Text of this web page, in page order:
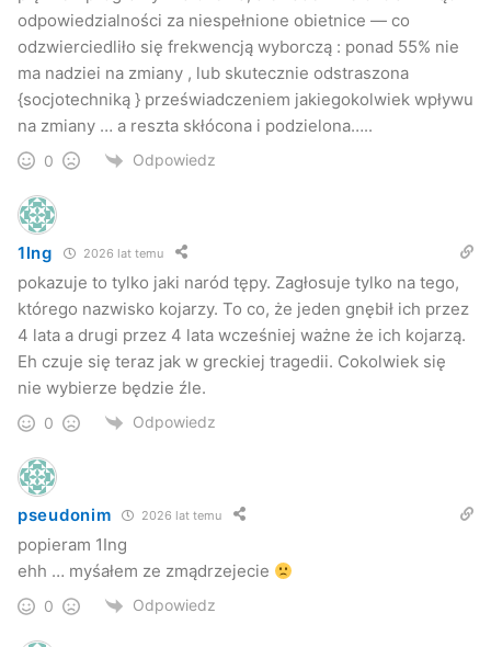
odpowiedzialności za niespełnione obietnice — co
odzwierciedliło się frekwencją wyborczą : ponad 55% nie
ma nadziei na zmiany , lub skutecznie odstraszona
{socjotechniką } przeświadczeniem jakiegokolwiek wpływu
na zmiany … a reszta skłócona i podzielona…..
0 Odpowiedz
1lng 2026 lat temu
pokazuje to tylko jaki naród tępy. Zagłosuje tylko na tego,
którego nazwisko kojarzy. To co, że jeden gnębił ich przez
4 lata a drugi przez 4 lata wcześniej ważne że ich kojarzą.
Eh czuje się teraz jak w greckiej tragedii. Cokolwiek się
nie wybierze będzie źle.
0 Odpowiedz
pseudonim 2026 lat temu
popieram 1Ing
ehh … myśałem ze zmądrzejecie
0 Odpowiedz